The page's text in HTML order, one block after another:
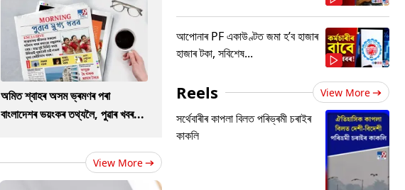
অমিত শ্বাহৰ অসম ভ্ৰমণৰ পৰা
বাংলাদেশৰ ভয়ংকৰ তথ্যলৈ, পুৱাৰ খবৰ...
View More
আপোনাৰ PF একাউণ্টত জমা হ’ব হাজাৰ
হাজাৰ টকা, সবিশেষ...
Reels View More
সৰ্থেবাৰীৰ কাপলা বিলত পৰিভ্ৰমী চৰাইৰ
কাকলি